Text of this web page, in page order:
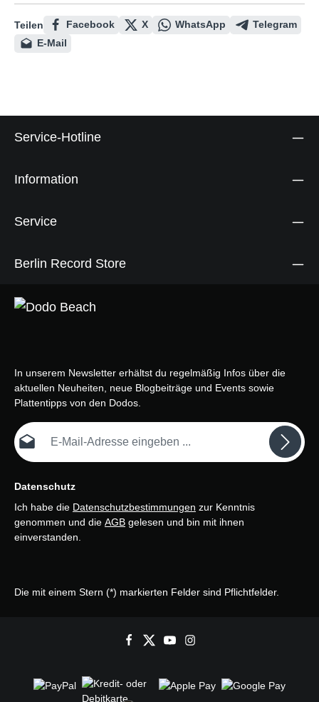
Teilen Facebook X WhatsApp
Telegram
E-Mail
Service-Hotline
Information
Service
Berlin Record Store
In unserem Newsletter erhältst du regelmäßig Infos über die
aktuellen Neuheiten, neue Blogbeiträge und Events sowie
Plattentipps von den Dodos.
E-Mail-Adresse*
Datenschutz
Ich habe die Datenschutzbestimmungen zur Kenntnis
genommen und die AGB gelesen und bin mit ihnen
einverstanden.
Die mit einem Stern (*) markierten Felder sind Pflichtfelder.